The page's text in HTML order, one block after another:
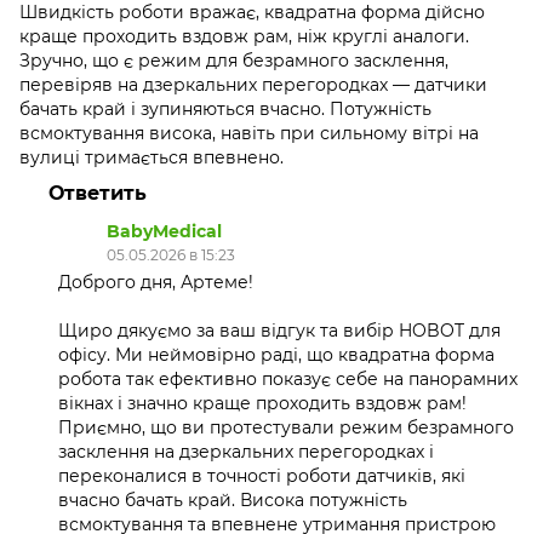
Швидкість роботи вражає, квадратна форма дійсно
краще проходить вздовж рам, ніж круглі аналоги.
Зручно, що є режим для безрамного засклення,
перевіряв на дзеркальних перегородках — датчики
бачать край і зупиняються вчасно. Потужність
всмоктування висока, навіть при сильному вітрі на
вулиці тримається впевнено.
Ответить
BabyMedical
05.05.2026 в 15:23
Доброго дня, Артеме!
Щиро дякуємо за ваш відгук та вибір HOBOT для
офісу. Ми неймовірно раді, що квадратна форма
робота так ефективно показує себе на панорамних
вікнах і значно краще проходить вздовж рам!
Приємно, що ви протестували режим безрамного
засклення на дзеркальних перегородках і
переконалися в точності роботи датчиків, які
вчасно бачать край. Висока потужність
всмоктування та впевнене утримання пристрою